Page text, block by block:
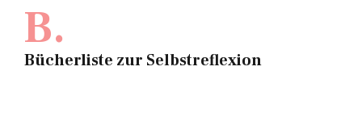
B.
Bücherliste zur Selbstreflexion